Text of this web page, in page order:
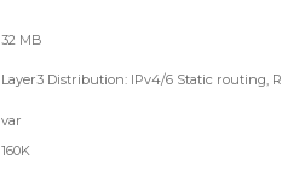
32 MB
Layer3 Distribution: IPv4/6 Static routing,
var
160K